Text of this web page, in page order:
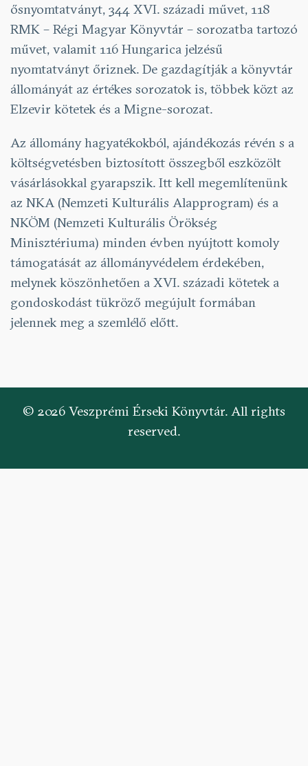
ősnyomtatványt, 344 XVI. századi művet, 118
RMK – Régi Magyar Könyvtár – sorozatba tartozó
művet, valamit 116 Hungarica jelzésű
nyomtatványt őriznek. De gazdagítják a könyvtár
állományát az értékes sorozatok is, többek közt az
Elzevir kötetek és a Migne-sorozat.
Az állomány hagyatékokból, ajándékozás révén s a
költségvetésben biztosított összegből eszközölt
vásárlásokkal gyarapszik. Itt kell megemlítenünk
az NKA (Nemzeti Kulturális Alapprogram) és a
NKÖM (Nemzeti Kulturális Örökség
Minisztériuma) minden évben nyújtott komoly
támogatását az állományvédelem érdekében,
melynek köszönhetően a XVI. századi kötetek a
gondoskodást tükröző megújult formában
jelennek meg a szemlélő előtt.
© 2026 Veszprémi Érseki Könyvtár. All rights
reserved.